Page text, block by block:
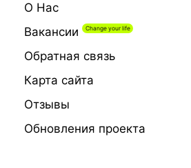
О Нас
Вакансии
Обратная связь
Карта сайта
Отзывы
Обновления проекта